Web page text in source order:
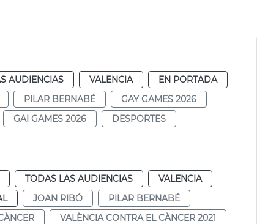
AUDIENCIAS VALENCIA
EN PORTADA
PILAR BERNABÉ
GAY GAMES 2026
GAI GAMES 2026 DESPORTES
TODAS LAS AUDIENCIAS
VALENCIA
JOAN RIBÓ
PILAR BERNABÉ
VALÈNCIA CONTRA EL CÀNCER 2021